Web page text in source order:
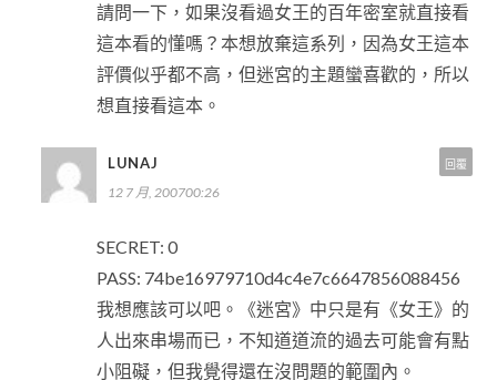
請問一下，如果沒看過女王的百年密室就直接看
這本看的懂嗎？本想放棄這系列，因為女王這本
評價似乎都不高，但迷宮的主題蠻喜歡的，所以
想直接看這本。
LUNAJ
12 7 月, 200700:26
SECRET: 0
PASS: 74be16979710d4c4e7c6647856088456
我想應該可以吧。《迷宮》中只是有《女王》的
人出來串場而已，不知道道流的過去可能會有點
小阻礙，但我覺得還在沒問題的範圍內。
回覆